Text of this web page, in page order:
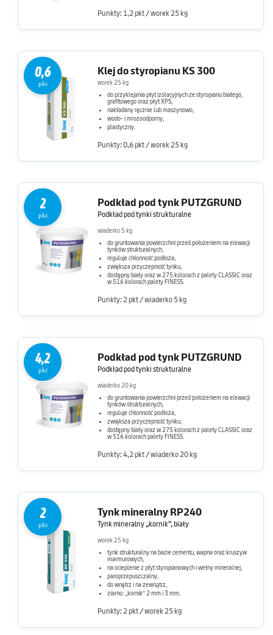
Punkty: 1,2 pkt / worek 25 kg
0,6
pkt
Klej do styropianu KS 300
worek 25 kg
do przyklejania płyt izolacyjnych ze styropianu białego,
grafitowego oraz płyt XPS,
nakładany ręcznie lub maszynowo,
wodo- i mrozoodporny,
plastyczny.
Punkty: 0,6 pkt / worek 25 kg
2
pkt
Podkład pod tynk PUTZGRUND
Podkład pod tynki strukturalne
wiaderko 5 kg
do gruntowania powierzchni przed położeniem na elewacji
tynków strukturalnych,
reguluje chłonność podłoża,
zwiększa przyczepność tynku,
dostępny biały oraz w 275 kolorach z palety CLASSIC oraz
w 516 kolorach palety FINESS.
Punkty: 2 pkt / wiaderko 5 kg
4,2
pkt
Podkład pod tynk PUTZGRUND
Podkład pod tynki strukturalne
wiaderko 20 kg
do gruntowania powierzchni przed położeniem na elewacji
tynków strukturalnych,
reguluje chłonność podłoża,
zwiększa przyczepność tynku,
dostępny biały oraz w 275 kolorach z palety CLASSIC oraz
w 516 kolorach palety FINESS.
Punkty: 4,2 pkt / wiaderko 20 kg
2
pkt
Tynk mineralny RP240
Tynk mineralny „kornik”, biały
worek 25 kg
tynk strukturalny na bazie cementu, wapna oraz kruszyw
marmurowych,
na ocieplenie z płyt styropianowych i wełny mineralnej,
paroprzepuszczalny,
do wnętrz i na zewnątrz,
ziarno: „kornik” 2 mm i 3 mm.
Punkty: 2 pkt / worek 25 kg